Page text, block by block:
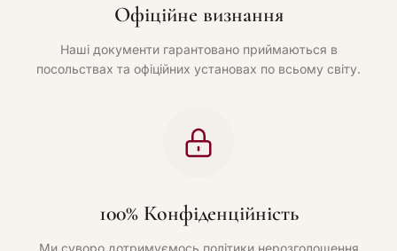
Офіційне визнання
Наші документи гарантовано приймаються в
посольствах та офіційних установах по всьому світу.
100% Конфіденційність
Ми суворо дотримуємось політики нерозголошення